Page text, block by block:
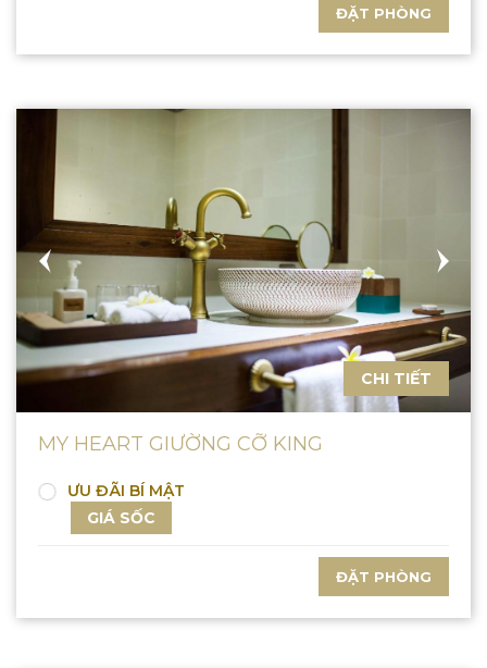
ĐẶT PHÒNG
CHI TIẾT
MY HEART GIƯỜNG CỠ KING
ƯU ĐÃI BÍ MẬT
GIÁ SỐC
ĐẶT PHÒNG